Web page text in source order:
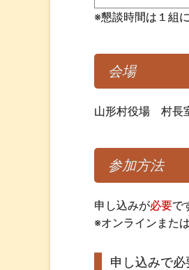
※懇談時間は１組
会場
山形村役場 村長
参加方法
申し込みが必要で
※オンラインまた
申し込みで必